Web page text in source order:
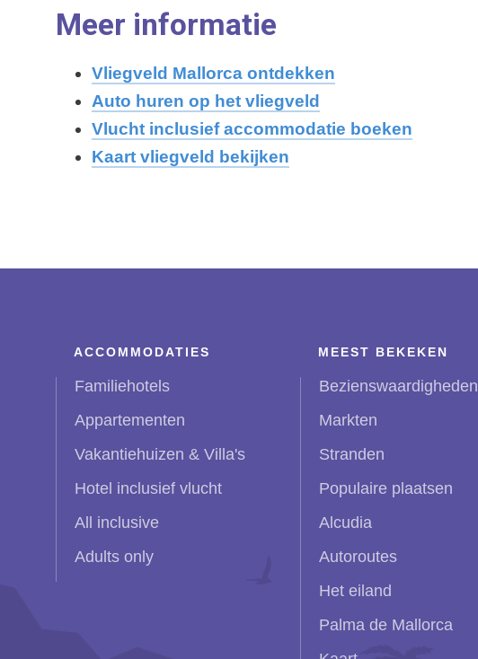
Meer informatie
Vliegveld Mallorca ontdekken
Auto huren op het vliegveld
Vlucht inclusief accommodatie boeken
Kaart vliegveld bekijken
ACCOMMODATIES
Familiehotels
Appartementen
Vakantiehuizen & Villa's
Hotel inclusief vlucht
All inclusive
Adults only
MEEST BEKEKEN
Bezienswaardigheden
Markten
Stranden
Populaire plaatsen
Alcudia
Autoroutes
Het eiland
Palma de Mallorca